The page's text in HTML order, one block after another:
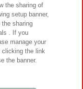
Inc.
Inc.
the sharing of
setup banner,
sharing
. If you
manage your
clicking the link
the banner.